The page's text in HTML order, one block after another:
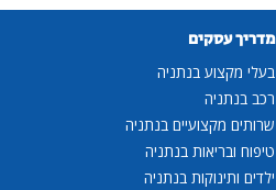
מדריך עסקים
בעלי מקצוע בנתניה
רכב בנתניה
שרותים מקצועיים בנתניה
טיפוח ובריאות בנתניה
ילדים ותינוקות בנתניה